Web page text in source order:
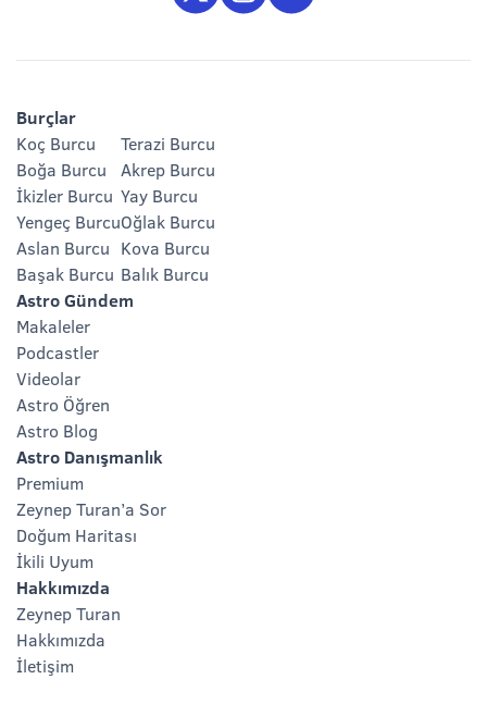
Burçlar
Koç Burcu
Boğa Burcu
İkizler Burcu
Yengeç Burcu
Aslan Burcu
Başak Burcu
Terazi Burcu
Akrep Burcu
Yay Burcu
Oğlak Burcu
Kova Burcu
Balık Burcu
Astro Gündem
Makaleler
Podcastler
Videolar
Astro Öğren
Astro Blog
Astro Danışmanlık
Premium
Zeynep Turan’a Sor
Doğum Haritası
İkili Uyum
Hakkımızda
Zeynep Turan
Hakkımızda
İletişim